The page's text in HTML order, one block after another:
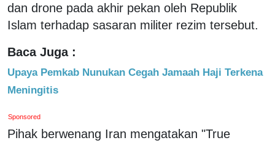
dan drone pada akhir pekan oleh Republik
Islam terhadap sasaran militer rezim tersebut.
Baca Juga :
Upaya Pemkab Nunukan Cegah Jamaah Haji Terkena
Meningitis
Sponsored
Pihak berwenang Iran mengatakan "True